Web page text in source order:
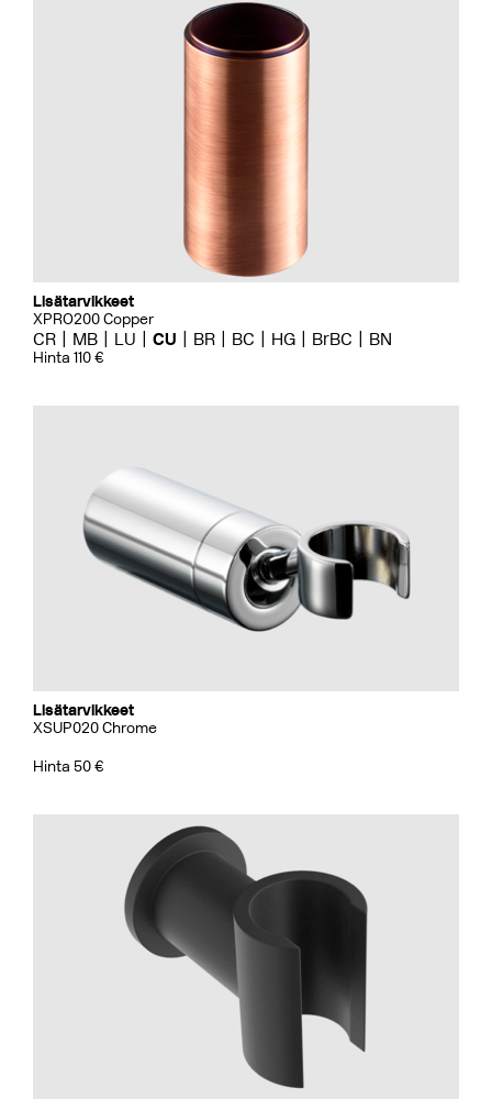
Lisätarvikkeet
XPRO200 Copper
CR MB LU CU BR BC HG BrBC BN
Hinta 110 €
Lisätarvikkeet
XSUP020 Chrome
Hinta 50 €